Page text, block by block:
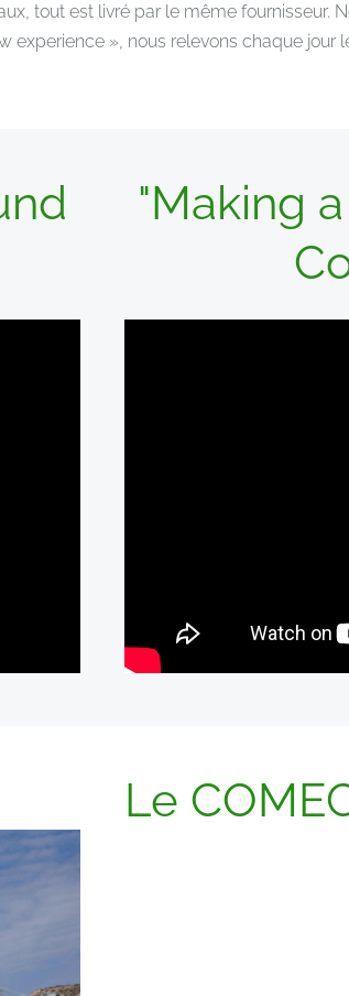
tout est livré par le même
», nous relevons chaque jour
"Making
Le